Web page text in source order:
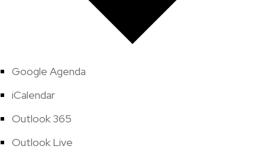
Google Agenda
iCalendar
Outlook 365
Outlook Live